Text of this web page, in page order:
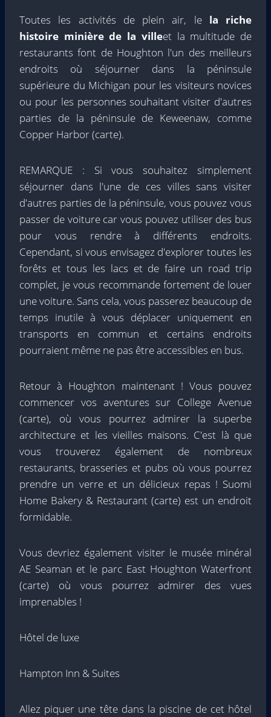
Toutes les activités de plein air, le la riche
histoire minière de la villeet la multitude de
restaurants font de Houghton l'un des meilleurs
endroits où séjourner dans la péninsule
supérieure du Michigan pour les visiteurs novices
ou pour les personnes souhaitant visiter d'autres
parties de la péninsule de Keweenaw, comme
Copper Harbor (carte).
REMARQUE : Si vous souhaitez simplement
séjourner dans l'une de ces villes sans visiter
d'autres parties de la péninsule, vous pouvez vous
passer de voiture car vous pouvez utiliser des bus
pour vous rendre à différents endroits.
Cependant, si vous envisagez d'explorer toutes les
forêts et tous les lacs et de faire un road trip
complet, je vous recommande fortement de louer
une voiture. Sans cela, vous passerez beaucoup de
temps inutile à vous déplacer uniquement en
transports en commun et certains endroits
pourraient même ne pas être accessibles en bus.
Retour à Houghton maintenant ! Vous pouvez
commencer vos aventures sur College Avenue
(carte), où vous pourrez admirer la superbe
architecture et les vieilles maisons. C'est là que
vous trouverez également de nombreux
restaurants, brasseries et pubs où vous pourrez
prendre un verre et un délicieux repas ! Suomi
Home Bakery & Restaurant (carte) est un endroit
formidable.
Vous devriez également visiter le musée minéral
AE Seaman et le parc East Houghton Waterfront
(carte) où vous pourrez admirer des vues
imprenables !
Hôtel de luxe
Hampton Inn & Suites
Allez piquer une tête dans la piscine de cet hôtel